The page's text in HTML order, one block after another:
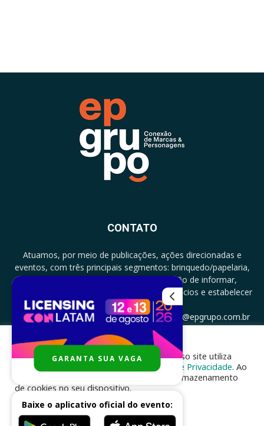
CONTATO
Atuamos, por meio de publicações, ações direcionadas e
eventos, com três principais segmentos: brinquedo/papelaria,
licenciamento e zero a três com a missão de informar,
documentar, proporcionar encontro de negócios e estabelecer
parcerias.
CONTATO: +5511994513097 - atendimento@epgrupo.com.br
SIGA-NOS
Para melhor experiência e navegação, nosso site utiliza
cookies, de acordo com a nossa
Política de Privacidade. Ao
clicar em “aceito”, você concorda com o armazenamento
de cookies no seu dispositivo.
ACEITAR
GARANTA SUA VAGA
Baixe o aplicativo oficial do evento: